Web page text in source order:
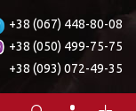
+38 (067) 448-80-08
+38 (050) 499-75-75
+38 (093) 072-49-35